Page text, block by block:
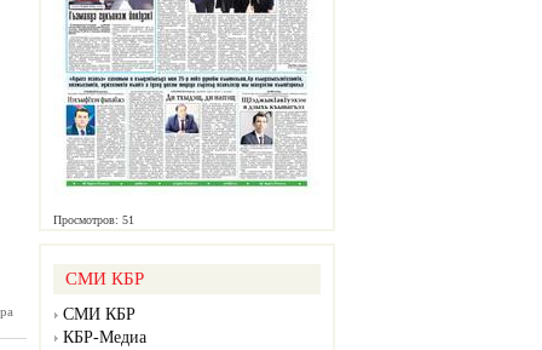
Просмотров: 51
СМИ КБР
СМИ КБР
КБР-Медиа
№156